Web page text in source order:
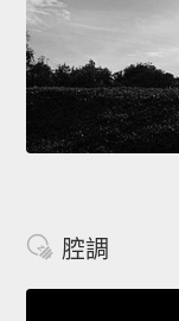
腔調